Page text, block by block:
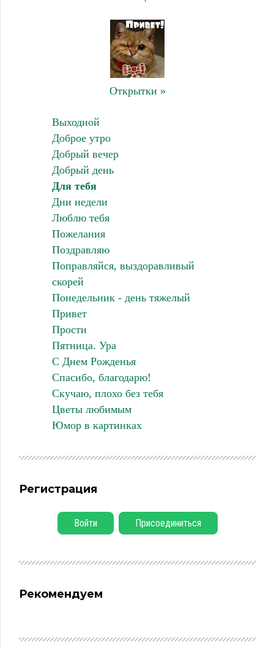
Открытки »
Выходной
Доброе утро
Добрый вечер
Добрый день
Для тебя
Дни недели
Люблю тебя
Пожелания
Поздравляю
Поправляйся, выздоравливый
скорей
Понедельник - день тяжелый
Привет
Прости
Пятница. Ура
С Днем Рожденья
Спасибо, благодарю!
Скучаю, плохо без тебя
Цветы любимым
Юмор в картинках
Регистрация
Войти Присоединиться
Рекомендуем